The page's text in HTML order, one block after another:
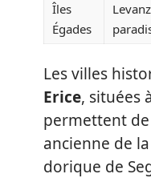
Îles
Égades
Les villes
Erice, situées
permettent
ancienne de
dorique de